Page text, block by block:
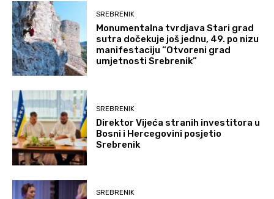
SREBRENIK
Monumentalna tvrdjava Stari grad
sutra dočekuje još jednu, 49. po nizu
manifestaciju “Otvoreni grad
umjetnosti Srebrenik”
SREBRENIK
Direktor Vijeća stranih investitora u
Bosni i Hercegovini posjetio
Srebrenik
SREBRENIK